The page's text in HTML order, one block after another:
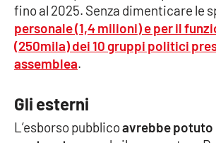
Le perfidie di Antonella Grippo
Venti di comunicazione
STREAMING
LaC TV
fino al 2025. Senza dimenticare le
personale (1,4 milioni) e per il
(250mila) dei 10 gruppi politici
assemblea.
Gli esterni
L’esborso pubblicoavrebbe potuto